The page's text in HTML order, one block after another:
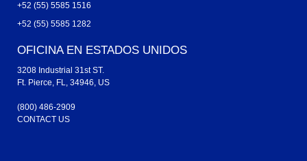
+52 (55) 5585 1516
+52 (55) 5585 1282
OFICINA EN ESTADOS UNIDOS
3208 Industrial 31st ST.
Ft. Pierce, FL, 34946, US
(800) 486-2909
CONTACT US